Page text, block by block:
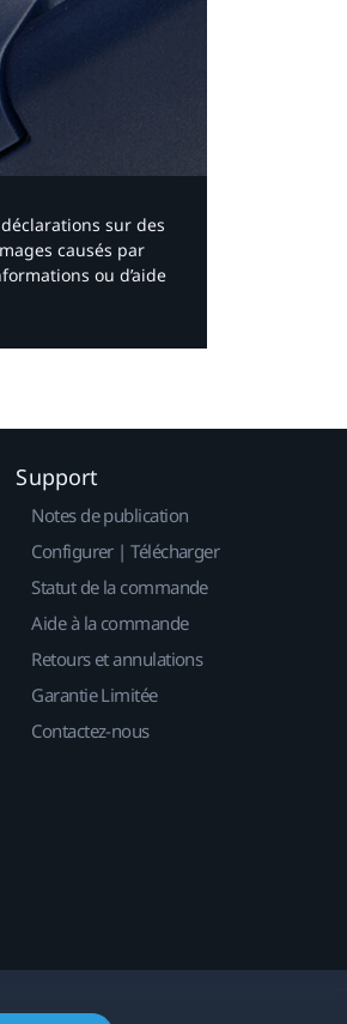
sur des
causés par
ou d’aide
Support
Notes de publication
Configurer | Télécharger
Statut de la commande
Aide à la commande
Retours et annulations
Garantie Limitée
Contactez-nous